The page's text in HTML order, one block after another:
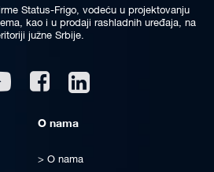
Status-Frigo, vodeću u projektovanju
kao i u prodaji rashladnih uređaja, na
južne Srbije.
Facebook
O nama
O nama